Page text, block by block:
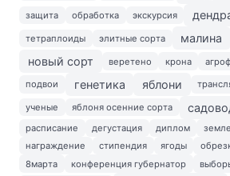
защита обработка экскурсия
тетраплоиды элитные сорта малина
новый сорт веретено крона
подвои генетика яблони
ученые яблоня осенние сорта
расписание
дегустация диплом
награждение
стипендия ягоды
8марта
конференция губернатор